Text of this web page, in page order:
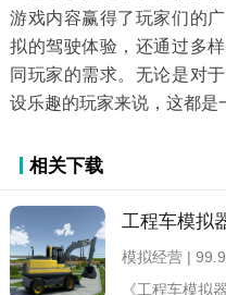
游戏内容赢得了玩家们的
拟的驾驶体验，还通过多
同玩家的需求。无论是对
设乐趣的玩家来说，这都是
相关下载
工程车模拟
模拟经营 |